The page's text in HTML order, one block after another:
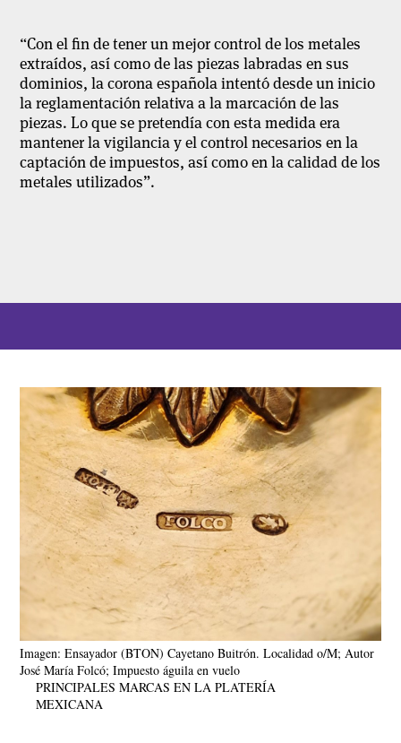
“Con el fin de tener un mejor control de los metales
extraídos, así como de las piezas labradas en sus
dominios, la corona española intentó desde un inicio
la reglamentación relativa a la marcación de las
piezas. Lo que se pretendía con esta medida era
mantener la vigilancia y el control necesarios en la
captación de impuestos, así como en la calidad de los
metales utilizados”.
Imagen: Ensayador (BTON) Cayetano Buitrón. Localidad o/M; Autor
José María Folcó; Impuesto águila en vuelo
PRINCIPALES MARCAS EN LA PLATERÍA
MEXICANA